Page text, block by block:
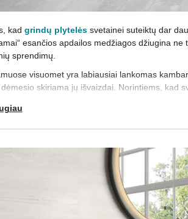
kad grindų plytelėssvetainei suteiktų dar
esančios apdailos medžiagos džiugina
sprendimų.
visuomet yra labiausiai lankomas
skiriama jų išvaizdai. Norintiems, kad
formas ar dydžius – kai pasirinkimas
namuose netrūksta, verčiau rinktis
daugiausiai nešvarumų, todėl
apdailos medžiagos geriausiai juos